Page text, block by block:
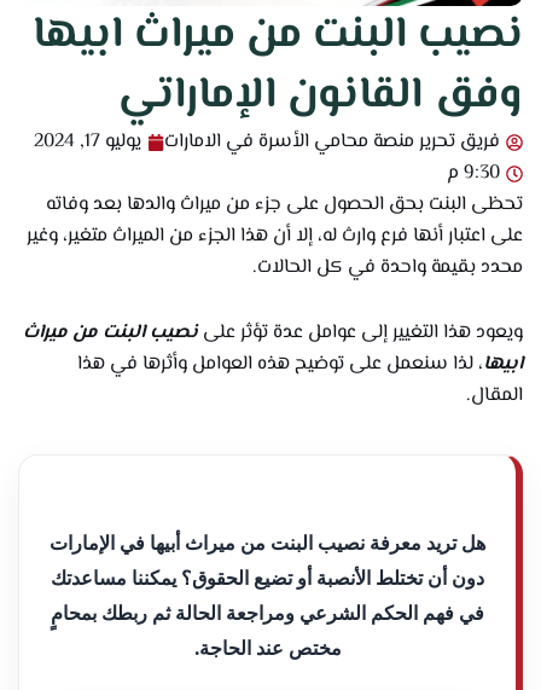
نصيب البنت من ميراث ابيها
وفق القانون الإماراتي
فريق تحرير منصة محامي الأسرة في الامارات
يوليو 17, 2024
9:30 م
تحظى البنت بحق الحصول على جزء من ميراث والدها بعد وفاته
على اعتبار أنها فرع وارث له، إلا أن هذا الجزء من الميراث متغير، وغير
محدد بقيمة واحدة في كل الحالات.
ويعود هذا التغيير إلى عوامل عدة تؤثر علىنصيب البنت من ميراث
ابيها، لذا سنعمل على توضيح هذه العوامل وأثرها في هذا
المقال.
هل تريد معرفة نصيب البنت من ميراث أبيها في الإمارات
دون أن تختلط الأنصبة أو تضيع الحقوق؟ يمكننا مساعدتك
في فهم الحكم الشرعي ومراجعة الحالة ثم ربطك بمحامٍ
مختص عند الحاجة.